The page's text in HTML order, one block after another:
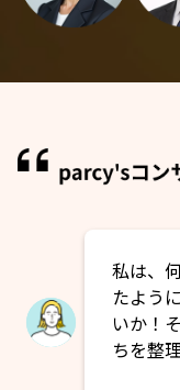
私は、
たよう
いか！
ちを整